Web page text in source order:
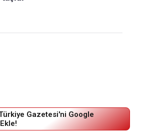
Gazetesi'ni Google